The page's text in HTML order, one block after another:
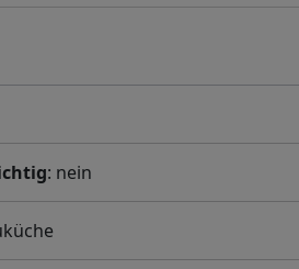
: nein